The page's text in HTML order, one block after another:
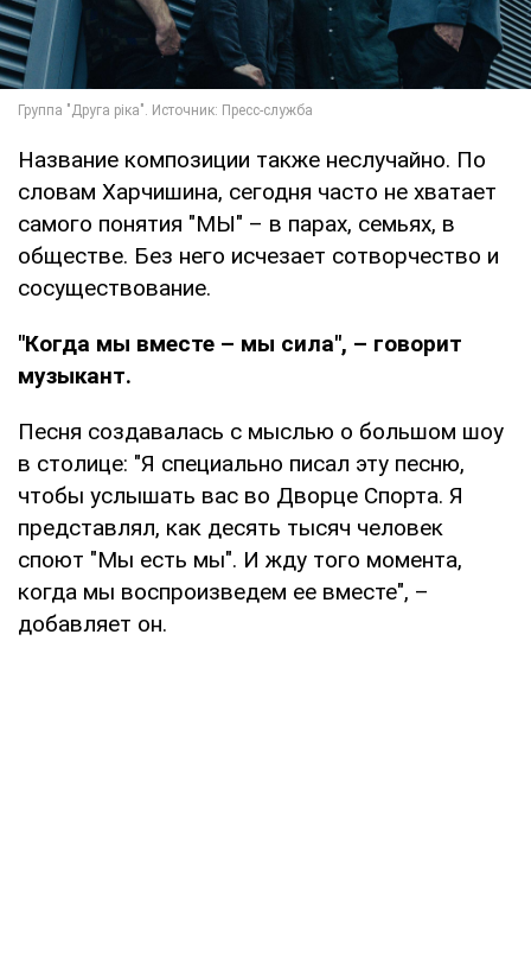
Название композиции также неслучайно. По
словам Харчишина, сегодня часто не хватает
самого понятия "МЫ" – в парах, семьях, в
обществе. Без него исчезает сотворчество и
сосуществование.
"Когда мы вместе – мы сила", – говорит
музыкант.
Песня создавалась с мыслью о большом шоу
в столице: "Я специально писал эту песню,
чтобы услышать вас во Дворце Спорта. Я
представлял, как десять тысяч человек
споют "Мы есть мы". И жду того момента,
когда мы воспроизведем ее вместе", –
добавляет он.